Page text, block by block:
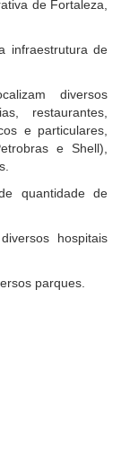
de Fortaleza,
infraestrutura de
diversos
restaurantes,
e particulares,
e Shell),
quantidade de
hospitais
parques.